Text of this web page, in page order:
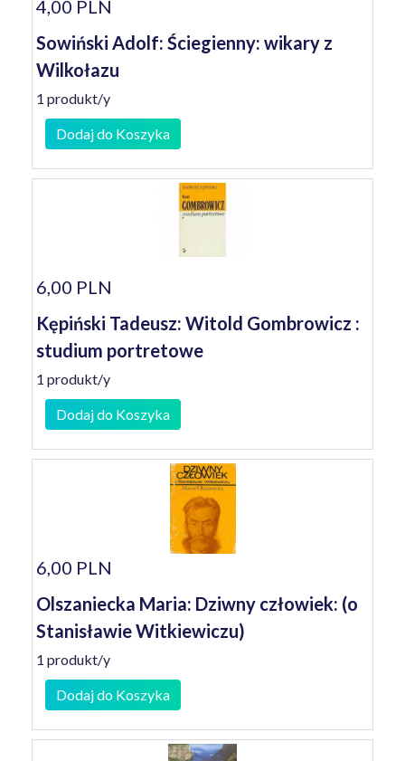
4,00 PLN
Sowiński Adolf: Ściegienny: wikary z
Wilkołazu
1 produkt/y
Dodaj do Koszyka
6,00 PLN
Kępiński Tadeusz: Witold Gombrowicz :
studium portretowe
1 produkt/y
Dodaj do Koszyka
6,00 PLN
Olszaniecka Maria: Dziwny człowiek: (o
Stanisławie Witkiewiczu)
1 produkt/y
Dodaj do Koszyka